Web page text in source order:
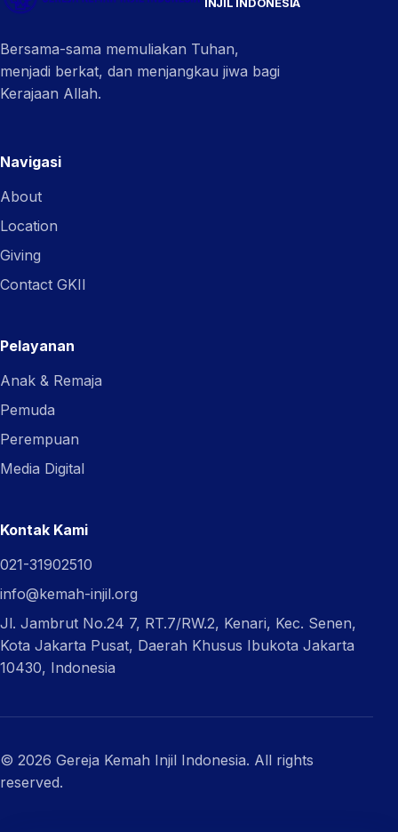
Bersama-sama memuliakan Tuhan,
menjadi berkat, dan menjangkau jiwa bagi
Kerajaan Allah.
Navigasi
About
Location
Giving
Contact GKII
Pelayanan
Anak & Remaja
Pemuda
Perempuan
Media Digital
Kontak Kami
021-31902510
info@kemah-injil.org
Jl. Jambrut No.24 7, RT.7/RW.2, Kenari, Kec. Senen,
Kota Jakarta Pusat, Daerah Khusus Ibukota Jakarta
10430, Indonesia
© 2026 Gereja Kemah Injil Indonesia. All rights
reserved.